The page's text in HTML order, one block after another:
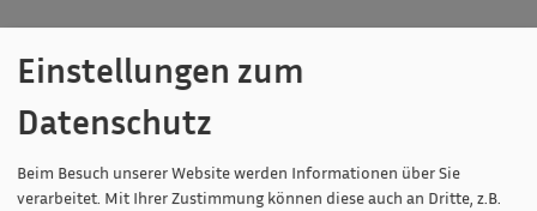
Einstellungen zum
Datenschutz
Beim Besuch unserer Website werden Informationen über Sie
verarbeitet. Mit Ihrer Zustimmung können diese auch an Dritte, z.B.